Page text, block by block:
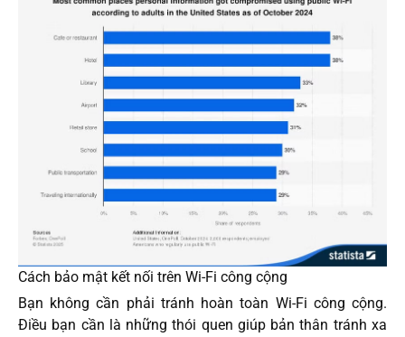
Cách bảo mật kết nối trên Wi-Fi công cộng
Bạn không cần phải tránh hoàn toàn Wi-Fi công cộng.
Điều bạn cần là những thói quen giúp bản thân tránh xa